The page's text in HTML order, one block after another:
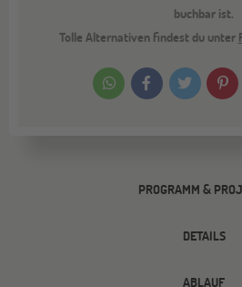
buchbar ist.
Tolle Alternativen findest du unter
PROGRAMM &
DETAILS
ABLAUF